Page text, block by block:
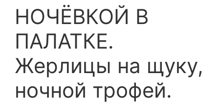
НОЧЁВКОЙ В
ПАЛАТКЕ.
Жерлицы на щуку,
ночной трофей.